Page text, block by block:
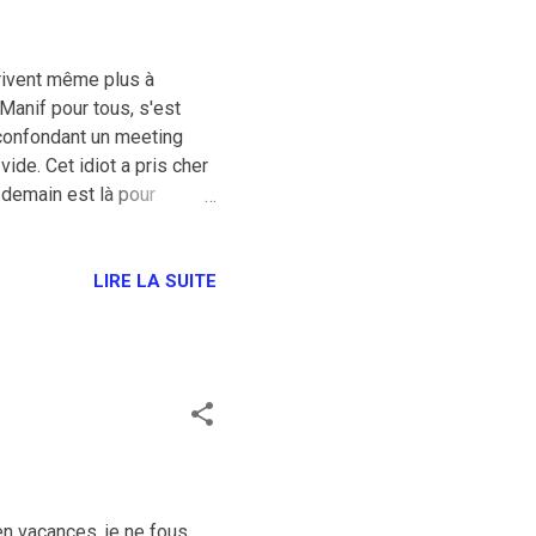
même plus à
pour tous, s'est
un meeting
Cet idiot a pris cher
est là pour
LIRE LA SUITE